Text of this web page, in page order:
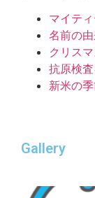
マイテ
名前の
クリス
抗原検査
新米の季
Gallery